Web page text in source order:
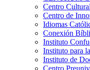
Centro
Centro de
Idiomas
Conexión
Instituto
Instituto para
Instituto de
Centro